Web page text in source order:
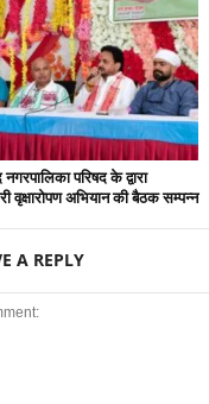
परिषद के द्वारा
वृक्षारोपण अभियान की बैठक सम्पन्न
A REPLY